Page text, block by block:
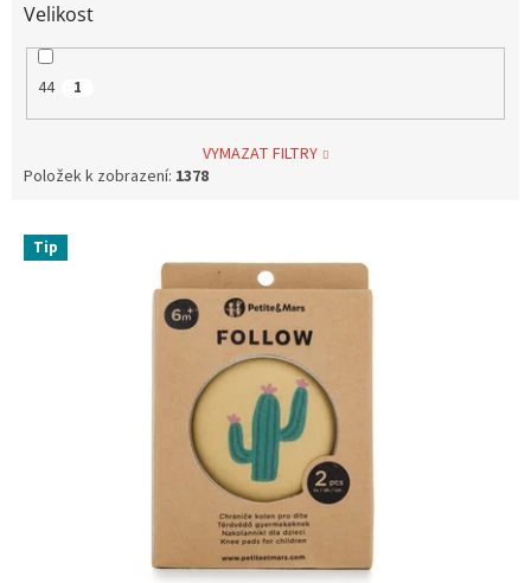
Velikost
44 1
VYMAZAT FILTRY
Položek k zobrazení: 1378
V Tip